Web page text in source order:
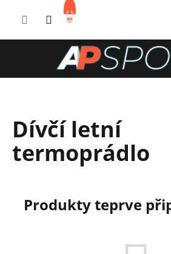
Dívčí letní
termoprádlo
Produkty teprve